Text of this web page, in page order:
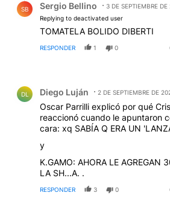
SB Sergio Bellino
3 DE SEPTIEMBRE
Replying to deactivated user
TOMATELA BOLIDO DIBERTI
RESPONDER 1 0
DL Diego Luján 2 DE SEPTIEMBRE DE
Oscar Parrilli explicó por qué
reaccionó cuando le apuntaron
cara: xq SABÍA Q ERA UN
y
K.GAMO: AHORA LE AGREGAN
LA SH...A. .
RESPONDER 3 0